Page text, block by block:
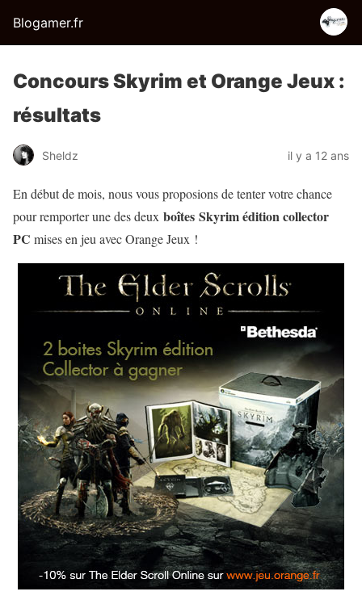
Blogamer.fr
Concours Skyrim et Orange Jeux :
résultats
Sheldz il y a 12 ans
En début de mois, nous vous proposions de tenter votre chance
pour remporter une des deux boîtes Skyrim édition collector
PC mises en jeu avec Orange Jeux !